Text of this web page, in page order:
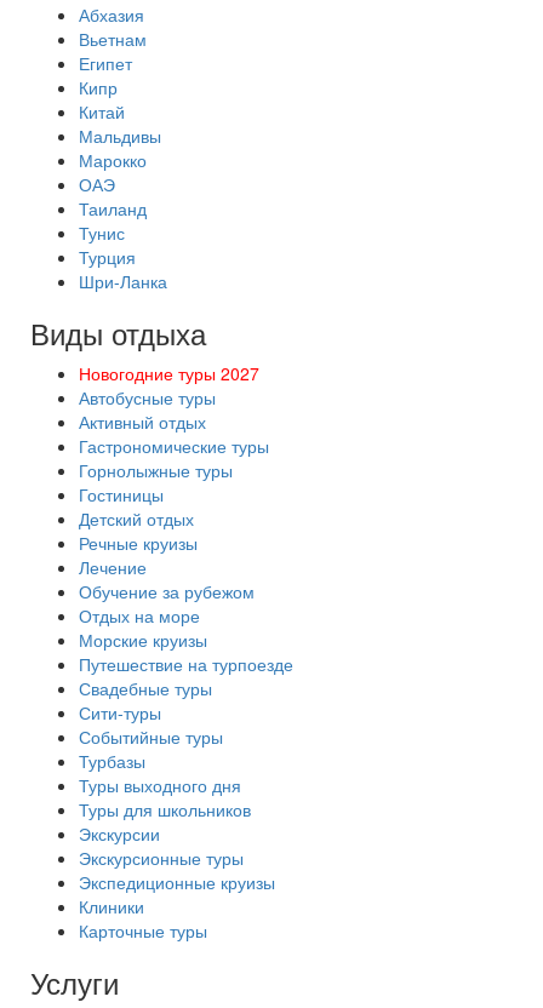
Абхазия
Вьетнам
Египет
Кипр
Китай
Мальдивы
Марокко
ОАЭ
Таиланд
Тунис
Турция
Шри-Ланка
Виды отдыха
Новогодние туры 2027
Автобусные туры
Активный отдых
Гастрономические туры
Горнолыжные туры
Гостиницы
Детский отдых
Речные круизы
Лечение
Обучение за рубежом
Отдых на море
Морские круизы
Путешествие на турпоезде
Свадебные туры
Сити-туры
Событийные туры
Турбазы
Туры выходного дня
Туры для школьников
Экскурсии
Экскурсионные туры
Экспедиционные круизы
Клиники
Карточные туры
Услуги